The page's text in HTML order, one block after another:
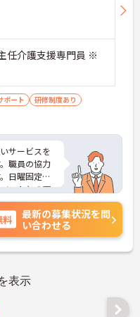
任介護支援専門員 ※
ポート
研修制度あり
サービスを
職員の協力
日曜固定休
ートとの両
方には、面
しいたしま
料
最新の募集状況を問
い合わせる
表示